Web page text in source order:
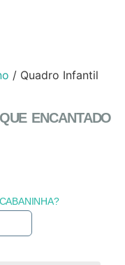
/ Quadro Infantil
ENCANTADO